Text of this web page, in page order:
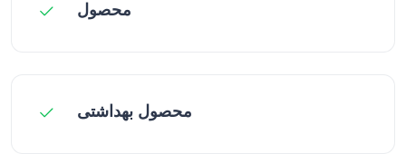
محصول
محصول بهداشتی